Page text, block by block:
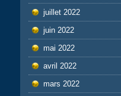
juillet 2022
juin 2022
mai 2022
avril 2022
mars 2022